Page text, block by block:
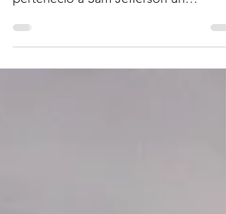
Kitts. El jardín Romney Manor
perteneció a Sam Jefferson un
antepasado de Thomas Jefferson, el...